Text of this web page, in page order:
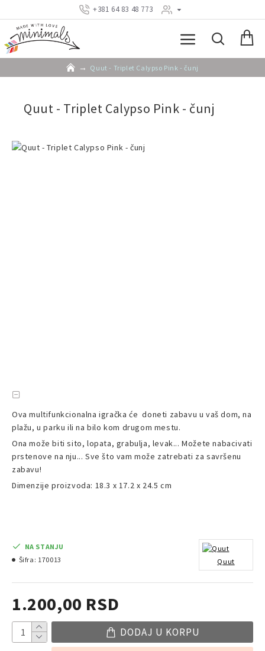
+381 64 83 48 773
Quut - Triplet Calypso Pink - čunj
Quut - Triplet Calypso Pink - čunj
Ova multifunkcionalna igračka će doneti zabavu u vaš dom, na
plažu, u parku ili na bilo kom drugom mestu.
Ona može biti sito, lopata, grabulja, levak... Možete nabacivati
prstenove na nju... Sve što vam može zatrebati za savršenu
zabavu!
Dimenzije proizvoda: 18.3 x 17.2 x 24.5 cm
1.200,00 RSD
NA STANJU
Šifra: 170013 Quut
DODAJ U KORPU